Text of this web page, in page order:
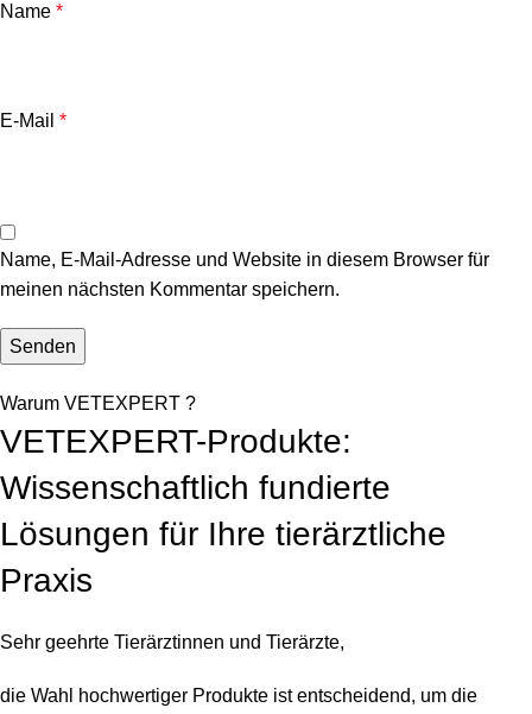
Name *
E-Mail *
Name, E-Mail-Adresse und Website in diesem Browser für
meinen nächsten Kommentar speichern.
Warum VETEXPERT ?
VETEXPERT-Produkte:
Wissenschaftlich fundierte
Lösungen für Ihre tierärztliche
Praxis
Sehr geehrte Tierärztinnen und Tierärzte,
die Wahl hochwertiger Produkte ist entscheidend, um die